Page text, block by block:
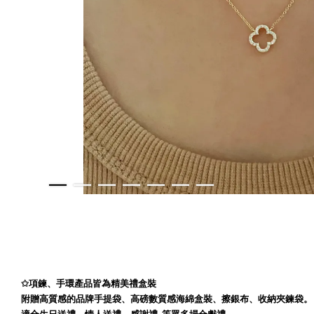
✩項鍊、手環產品皆為精美禮盒裝
附贈高質感的品牌手提袋、高磅數質感海綿盒裝、擦銀布、收納夾鍊袋。